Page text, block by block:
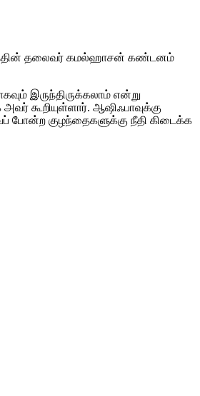
தலைவர் கமல்ஹாசன் கண்டனம்
இருந்திருக்கலாம் என்று
கூறியுள்ளார். ஆஷிஃபாவுக்கு
போன்ற குழந்தைகளுக்கு நீதி கிடைக்க